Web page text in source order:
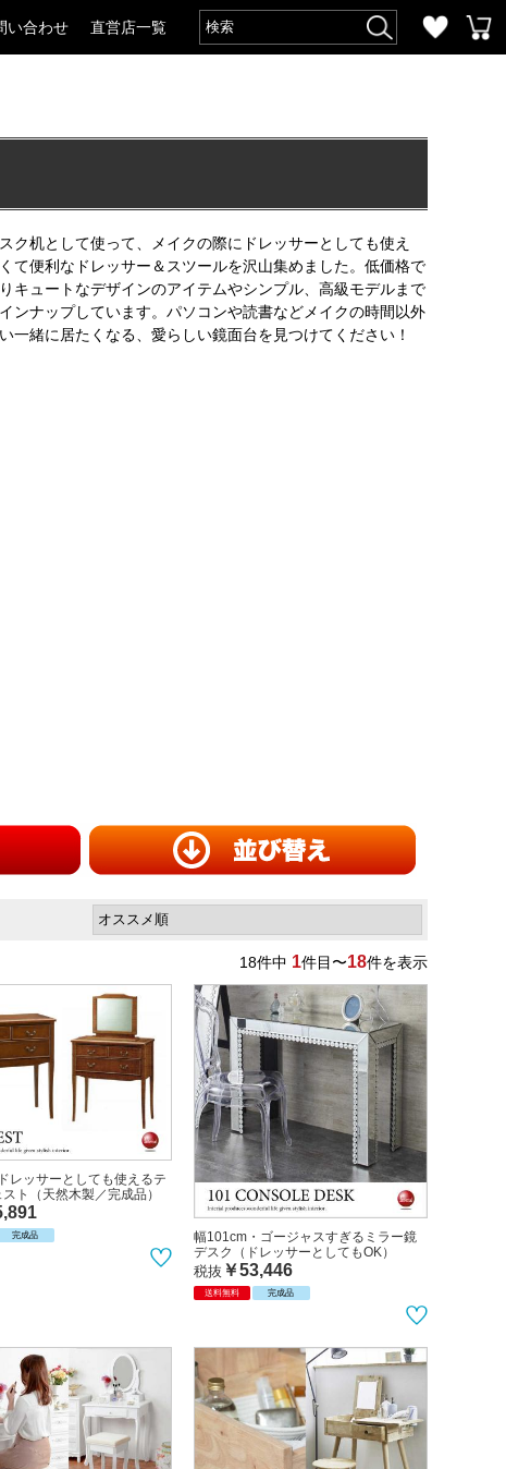
い合わせ 直営店一覧
ク机として使って、メイクの際にドレッサーとしても使え
て便利なドレッサー＆スツールを沢山集めました。低価格で
キュートなデザインのアイテムやシンプル、高級モデルまで
ンナップしています。パソコンや読書などメイクの時間以外
一緒に居たくなる、愛らしい鏡面台を見つけてください！
18件中 1件目〜18件を表示
レッサーとしても使えるテ
ト（天然木製／完成品）
完成品
幅101cm・ゴージャスすぎるミラー鏡
デスク（ドレッサーとしてもOK）
税抜 ￥53,446
送料無料 完成品